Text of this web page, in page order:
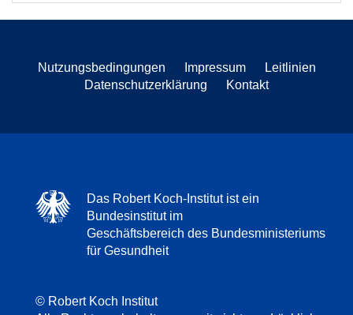
Nutzungsbedingungen Impressum
Leitlinien
Datenschutzerklärung
Kontakt
Das Robert Koch-Institut ist ein
Bundesinstitut im
Geschäftsbereich des Bundesministeriums
für Gesundheit
© Robert Koch Institut